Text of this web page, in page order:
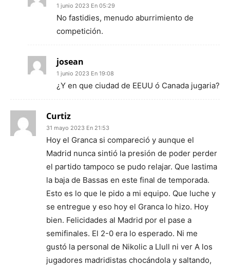
1 junio 2023 En 05:29
No fastidies, menudo aburrimiento de
competición.
josean
1 junio 2023 En 19:08
¿Y en que ciudad de EEUU ó Canada jugaria?
Curtiz
31 mayo 2023 En 21:53
Hoy el Granca si compareció y aunque el
Madrid nunca sintió la presión de poder perder
el partido tampoco se pudo relajar. Que lastima
la baja de Bassas en este final de temporada.
Esto es lo que le pido a mi equipo. Que luche y
se entregue y eso hoy el Granca lo hizo. Hoy
bien. Felicidades al Madrid por el pase a
semifinales. El 2-0 era lo esperado. Ni me
gustó la personal de Nikolic a Llull ni ver A los
jugadores madridistas chocándola y saltando,